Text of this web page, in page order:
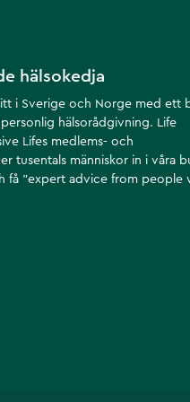
hälsokedja
i Sverige och Norge med ett
hälsorådgivning. Life
Lifes medlems- och
tusentals människor in i våra
få ”expert advice from people